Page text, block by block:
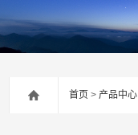
首页 >产品中心